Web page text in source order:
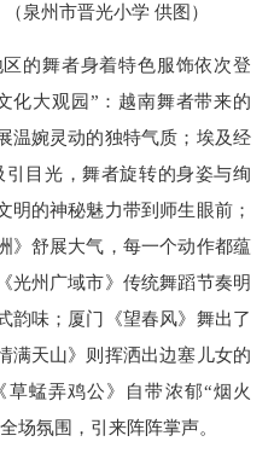
泉州市晋光小学 供图）
舞者身着特色服饰依次登
化大观园”：越南舞者带来的
温婉灵动的独特气质；埃及经
引目光，舞者旋转的身姿与绚
明的神秘魅力带到师生眼前；
舒展大气，每一个动作都蕴
光州广域市》传统舞蹈节奏明
韵味；厦门《望春风》舞出了
满天山》则挥洒出边塞儿女的
蜢弄鸡公》自带浓郁“烟火
场氛围，引来阵阵掌声。